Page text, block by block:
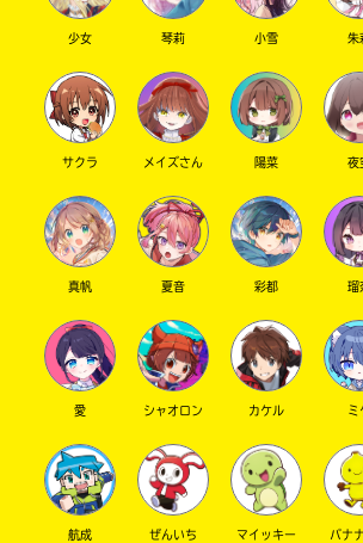
SNSでシェアする
少女 琴莉 小雪 朱
サクラ メイズさん 陽菜 夜
真帆 夏音 彩都 瑠
愛 シャオロン カケル ミ
航成 ぜんいち マイッキー バナ